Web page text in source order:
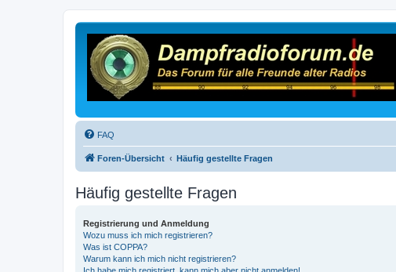
FAQ
Foren-Übersicht Häufig gestellte Fragen
Häufig gestellte Fragen
Registrierung und Anmeldung
Wozu muss ich mich registrieren?
Was ist COPPA?
Warum kann ich mich nicht registrieren?